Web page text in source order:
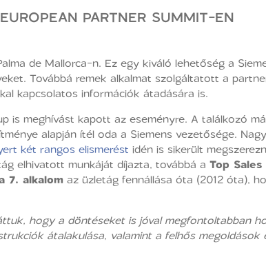
PARTNER SUMMIT-EN
de Mallorca-n. Ez egy kiváló lehetőség a
Továbbá remek alkalmat szolgáltatott a
kapcsolatos információk átadására is.
is meghívást kapott az eseményre. A találkozó
alapján ítél oda a Siemens vezetősége.
két rangos elismerést idén is sikerült
elhivatott munkáját díjazta, továbbá a Top
7. alkalomaz üzletág fennállása óta (2012 óta),
hogy a döntéseket is jóval megfontoltabban
átalakulása, valamint a felhős megoldások